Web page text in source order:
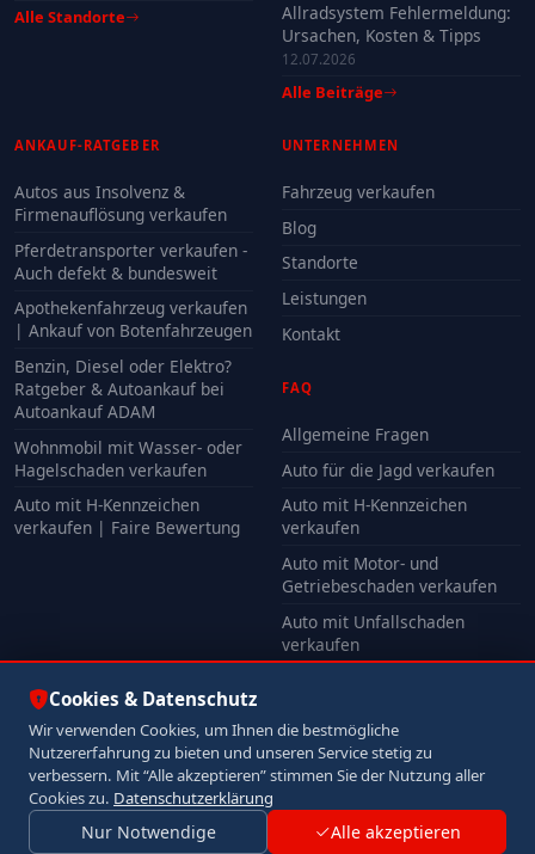
Alle Standorte
Allradsystem Fehlermeldung:
Ursachen, Kosten & Tipps
12.07.2026
Alle Beiträge
ANKAUF-RATGEBER
Autos aus Insolvenz &
Firmenauflösung verkaufen
Pferdetransporter verkaufen -
Auch defekt & bundesweit
Apothekenfahrzeug verkaufen
| Ankauf von Botenfahrzeugen
Benzin, Diesel oder Elektro?
Ratgeber & Autoankauf bei
Autoankauf ADAM
Wohnmobil mit Wasser- oder
Hagelschaden verkaufen
Auto mit H-Kennzeichen
verkaufen | Faire Bewertung
UNTERNEHMEN
Fahrzeug verkaufen
Blog
Standorte
Leistungen
Kontakt
FAQ
Allgemeine Fragen
Auto für die Jagd verkaufen
Auto mit H-Kennzeichen
verkaufen
Auto mit Motor- und
Getriebeschaden verkaufen
Auto mit Unfallschaden
verkaufen
© 2026 Autoankauf ADAM. Alle Rechte vorbehalten.
ImpressumDatenschutz
Cookies & Datenschutz
Wir verwenden Cookies, um Ihnen die bestmögliche
Nutzererfahrung zu bieten und unseren Service stetig zu
verbessern. Mit “Alle akzeptieren” stimmen Sie der Nutzung aller
Cookies zu. Datenschutzerklärung
Nur Notwendige Alle akzeptieren